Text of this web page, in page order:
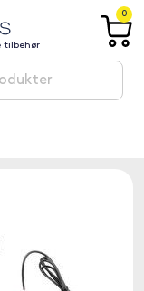
tilbehør
0